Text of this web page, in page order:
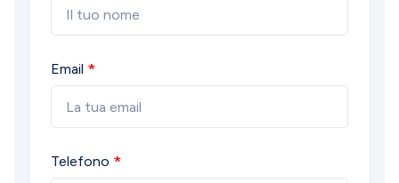
Email
Telefono